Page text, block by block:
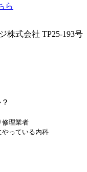
ら
式会社 TP25-193号
修理業者
っている内科